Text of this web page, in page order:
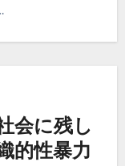
会に残し
的性暴力